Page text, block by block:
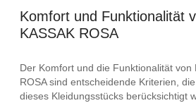
Komfort und Funktionalität
KASSAK ROSA
Der Komfort und die Funktionalität von
ROSA sind entscheidende Kriterien,
dieses Kleidungsstücks berücksichtigt